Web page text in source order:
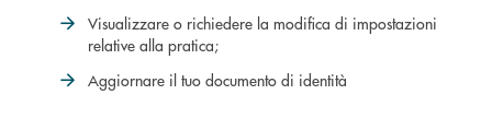
Visualizzare o richiedere la modifica di impostazioni
relative alla pratica;
Aggiornare il tuo documento di identità